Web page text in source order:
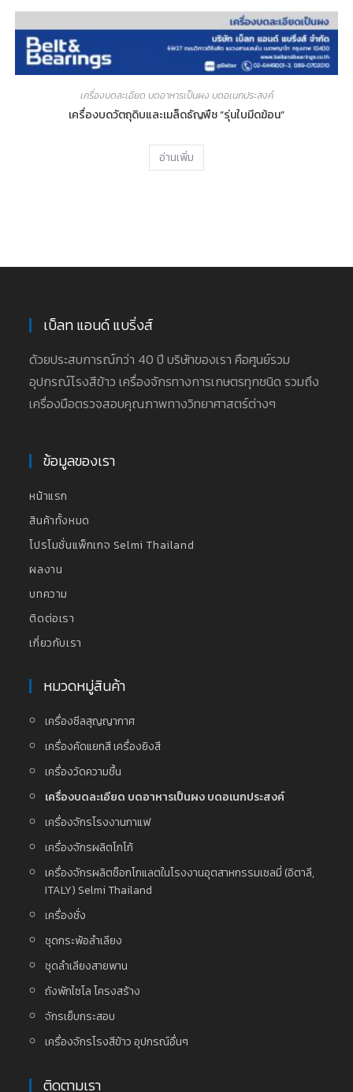
เครื่องบดละเอียด บดอาหารเป็นผง บดอเนกประสงค์
เครื่องบดวัตถุดิบและเมล็ดธัญพืช “รุ่นใบมีดฆ้อน”
อ่านเพิ่ม
เบ็ลท แอนด์ แบริ่งส์
ด้วยประสบการณ์กว่า 40 ปี บริษัทของเรา คือศูนย์รวม
อุปกรณ์โรงสีข้าว เครื่องจักรทางการเกษตรทุกชนิด รวมถึง
เครื่องมือตรวจสอบคุณภาพทางวิทยาศาสตร์ต่างๆ
ข้อมูลของเรา
หน้าแรก
สินค้าทั้งหมด
โปรโมชั่นแพ็กเกจ Selmi Thailand
ผลงาน
บทความ
ติดต่อเรา
เกี่ยวกับเรา
หมวดหมู่สินค้า
เครื่องซีลสุญญากาศ
เครื่องคัดแยกสี เครื่องยิงสี
เครื่องวัดความชื้น
เครื่องบดละเอียด บดอาหารเป็นผง บดอเนกประสงค์
เครื่องจักรโรงงานกาแฟ
เครื่องจักรผลิตโกโก้
เครื่องจักรผลิตช็อกโกแลตในโรงงานอุตสาหกรรมเซลมี่ (อิตาลี,
ITALY) Selmi Thailand
เครื่องชั่ง
ชุดกระพ้อลำเลียง
ชุดลำเลียงสายพาน
ถังพักไซโล โครงสร้าง
จักรเย็บกระสอบ
เครื่องจักรโรงสีข้าว อุปกรณ์อื่นๆ
ติดตามเรา